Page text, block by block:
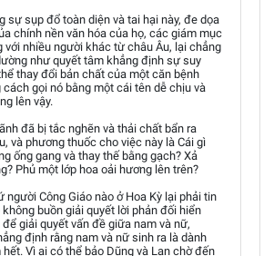
sự sụp đổ toàn diện và tai hại này, đe dọa
chính nền văn hóa của họ, các giám mục
nhiều người khác từ châu Âu, lại chẳng
như quyết tâm khẳng định sự suy
thay đổi bản chất của một căn bệnh
gọi nó bằng một cái tên dễ chịu và
lên vậy.
đã bị tắc nghẽn và thải chất bẩn ra
và phương thuốc cho việc này là Cái gì
ống gang và thay thế bằng gạch? Xả
Phủ một lớp hoa oải hương lên trên?
người Công Giáo nào ở Hoa Kỳ lại phải tin
buồn giải quyết lời phản đối hiển
giải quyết vấn đề giữa nam và nữ,
định rằng nam và nữ sinh ra là dành
hết. Vì ai có thể bảo Dũng và Lan chờ đến